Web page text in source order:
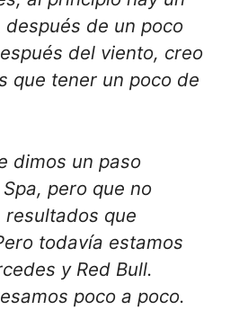
de un poco
del viento, creo
que tener un poco de
dimos un paso
pero que no
resultados que
todavía estamos
y Red Bull.
poco a poco.